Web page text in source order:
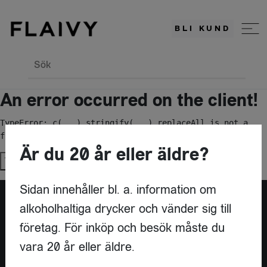
BLI KUND
Sök
An error occurred on the client!
TypeError: c(...).stringify(...).replaceAll is not a
function
Try again
Är du leverantör?
Är du 20 år eller äldre?
Sidan innehåller bl. a. information om
alkoholhaltiga drycker och vänder sig till
företag. För inköp och besök måste du
vara 20 år eller äldre.